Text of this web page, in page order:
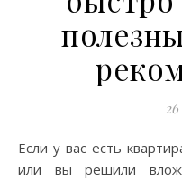
Если у вас есть квартира, которой вы не пользуетесь,
или вы решили